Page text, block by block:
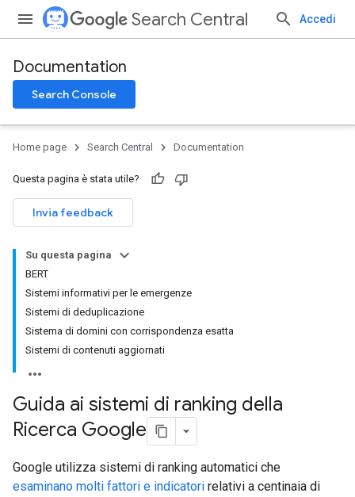
Search Central Accedi
Documentation
Search Console
Home page Search Central Documentation
Questa pagina è stata utile?
Invia feedback
Su questa pagina
BERT
Sistemi informativi per le emergenze
Sistemi di deduplicazione
Sistema di domini con corrispondenza esatta
Sistemi di contenuti aggiornati
Guida ai sistemi di ranking della
Ricerca Google
Google utilizza sistemi di ranking automatici che
esaminano molti fattori e indicatori relativi a centinaia di